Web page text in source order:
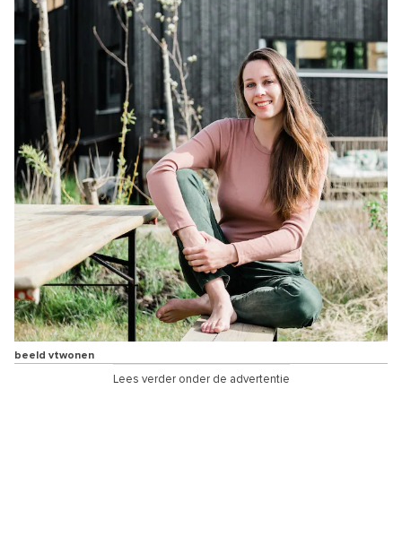
beeld vtwonen
Lees verder onder de advertentie